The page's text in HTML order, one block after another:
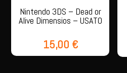
Nintendo 3DS – Dead or
Alive Dimensios – USATO
15,00 €